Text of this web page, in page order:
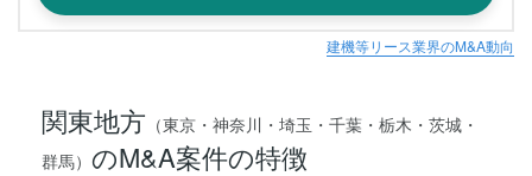
建機等リース業界のM&A動向
関東地方 （東京・神奈川・埼玉・千葉・栃木・茨城・
群馬） のM&A案件の特徴